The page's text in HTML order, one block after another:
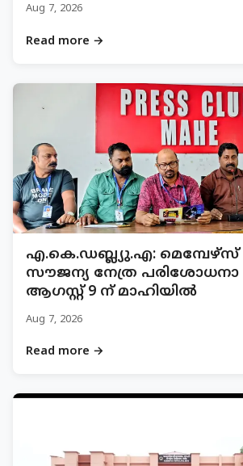
Aug 7, 2026
Read more →
എ.കെ.ഡബ്ല്യു.എ: മെമ്പേഴ്സ്
സൗജന്യ നേത്ര പരിശോധനാ
ആഗസ്റ്റ് 9 ന് മാഹിയിൽ
Aug 7, 2026
Read more →